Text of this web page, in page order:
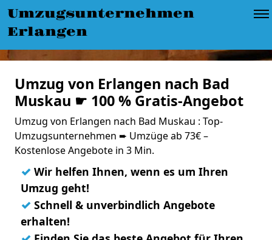
Umzugsunternehmen
Erlangen
Umzug von Erlangen nach Bad
Muskau ☛ 100 % Gratis-Angebot
Umzug von Erlangen nach Bad Muskau : Top-
Umzugsunternehmen ➨ Umzüge ab 73€ –
Kostenlose Angebote in 3 Min.
✓ Wir helfen Ihnen, wenn es um Ihren
Umzug geht!
✓ Schnell & unverbindlich Angebote
erhalten!